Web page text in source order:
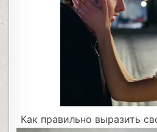
Как правильно выразить